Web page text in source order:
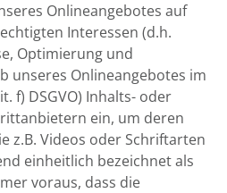
Onlineangebotes auf
Interessen (d.h.
Optimierung und
unseres Onlineangebotes im
f) DSGVO) Inhalts- oder
ein, um deren
z.B. Videos oder Schriftarten
einheitlich bezeichnet als
voraus, dass die